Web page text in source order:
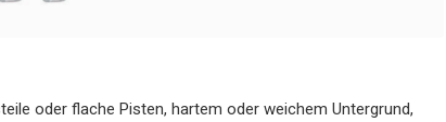
oder flache Pisten, hartem oder weichem Untergrund,